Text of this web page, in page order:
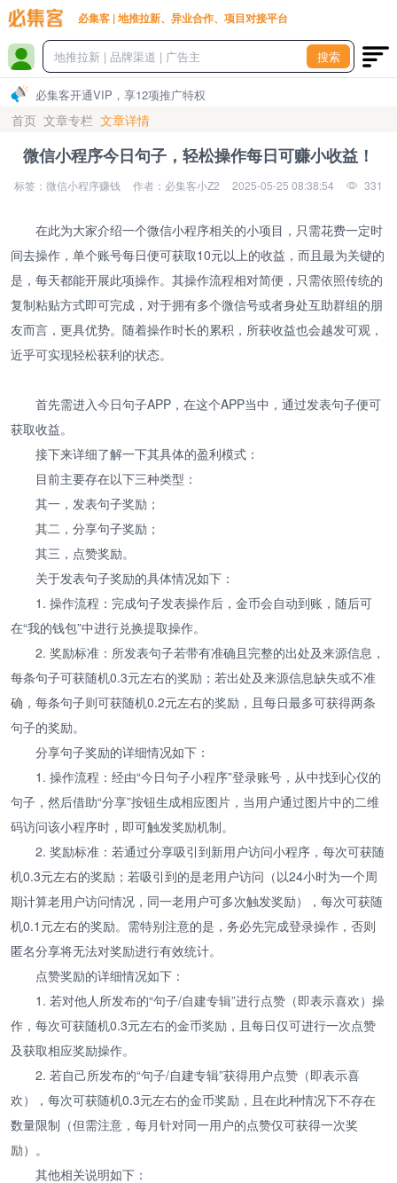
必集客 | 地推拉新、异业合作、项目对接平台
搜索
必集客开通VIP，享12项推广特权
首页 文章专栏 文章详情
微信小程序今日句子，轻松操作每日可赚小收益！
标签：微信小程序赚钱 作者：必集客小Z2 2025-05-25 08:38:54 331
在此为大家介绍一个微信小程序相关的小项目，只需花费一定时
间去操作，单个账号每日便可获取10元以上的收益，而且最为关键的
是，每天都能开展此项操作。其操作流程相对简便，只需依照传统的
复制粘贴方式即可完成，对于拥有多个微信号或者身处互助群组的朋
友而言，更具优势。随着操作时长的累积，所获收益也会越发可观，
近乎可实现轻松获利的状态。
首先需进入今日句子APP，在这个APP当中，通过发表句子便可
获取收益。
接下来详细了解一下其具体的盈利模式：
目前主要存在以下三种类型：
其一，发表句子奖励；
其二，分享句子奖励；
其三，点赞奖励。
关于发表句子奖励的具体情况如下：
1. 操作流程：完成句子发表操作后，金币会自动到账，随后可
在“我的钱包”中进行兑换提取操作。
2. 奖励标准：所发表句子若带有准确且完整的出处及来源信息，
每条句子可获随机0.3元左右的奖励；若出处及来源信息缺失或不准
确，每条句子则可获随机0.2元左右的奖励，且每日最多可获得两条
句子的奖励。
分享句子奖励的详细情况如下：
1. 操作流程：经由“今日句子小程序”登录账号，从中找到心仪的
句子，然后借助“分享”按钮生成相应图片，当用户通过图片中的二维
码访问该小程序时，即可触发奖励机制。
2. 奖励标准：若通过分享吸引到新用户访问小程序，每次可获随
机0.3元左右的奖励；若吸引到的是老用户访问（以24小时为一个周
期计算老用户访问情况，同一老用户可多次触发奖励），每次可获随
机0.1元左右的奖励。需特别注意的是，务必先完成登录操作，否则
匿名分享将无法对奖励进行有效统计。
点赞奖励的详细情况如下：
1. 若对他人所发布的“句子/自建专辑”进行点赞（即表示喜欢）操
作，每次可获随机0.3元左右的金币奖励，且每日仅可进行一次点赞
及获取相应奖励操作。
2. 若自己所发布的“句子/自建专辑”获得用户点赞（即表示喜
欢），每次可获随机0.3元左右的金币奖励，且在此种情况下不存在
数量限制（但需注意，每月针对同一用户的点赞仅可获得一次奖
励）。
其他相关说明如下：